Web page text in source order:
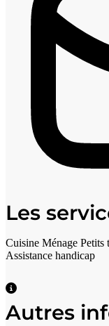
Les
Cuisine Ménage Petits
Assistance handicap
Autres